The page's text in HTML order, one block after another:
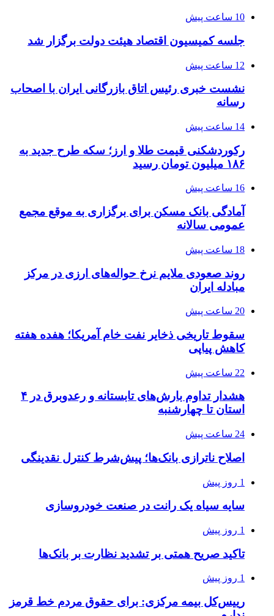
10 ساعت پیش
جلسه کمیسیون اقتصاد هیئت دولت برگزار شد
12 ساعت پیش
نشست خبری رئیس اتاق بازرگانی ایران با اصحاب
رسانه
14 ساعت پیش
رکوردشکنی قیمت طلا و ارز؛ سکه طرح جدید به
۱۸۶ میلیون تومان رسید
16 ساعت پیش
آمادگی بانک مسکن برای برگزاری به موقع مجمع
عمومی سالانه
18 ساعت پیش
روند صعودی ملایم نرخ حواله‌های ارزی در مرکز
مبادله ایران
20 ساعت پیش
سقوط تاریخی ذخایر نفت خام آمریکا؛ هفده هفته
کاهش پیاپی
22 ساعت پیش
هشدار تداوم بارش‌های تابستانه و رعدوبرق در ۴
استان تا چهارشنبه
24 ساعت پیش
اصلاح ناترازی بانک‌ها؛ پیش‌شرط کنترل نقدینگی
1 روز پیش
سایه سیاه یک رانت در صنعت خودروسازی
1 روز پیش
تاکید صریح همتی بر تشدید نظارت بر بانک‌ها
1 روز پیش
رییس‌کل بیمه مرکزی: برای حقوق مردم خط قرمز